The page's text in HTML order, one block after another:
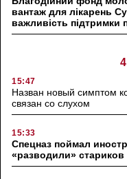
вантаж для лікарень
важливість підтримки
15:47
Назван новый симптом
связан со слухом
15:33
Спецназ поймал
«разводили»